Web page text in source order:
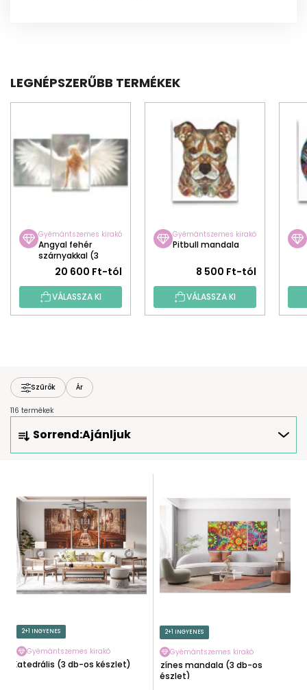
LEGNÉPSZERŰBB TERMÉKEK
Gyémántszemes kirakó
Angyal fehér
szárnyakkal (3
darab vászonkép)
20 600 Ft-tól
VÁLASSZA KI
Gyémántszemes kirakó
Pitbull mandala
8 500 Ft-tól
VÁLASSZA KI
Szűrők Ár
116 termékek
R
K
K
R
N
Z
S
Sorrend:Ajánljuk
R
M
K
K
S
T
2+1 INGYENES
Gyémántszemes kirakó
Katedrális (3 db-os készlet)
2+1 INGYENES
Gyémántszemes kirakó
Színes mandala (3 db-os
készlet)